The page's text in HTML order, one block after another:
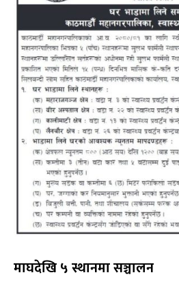
माघदेखि ५ स्थानमा सञ्चालन